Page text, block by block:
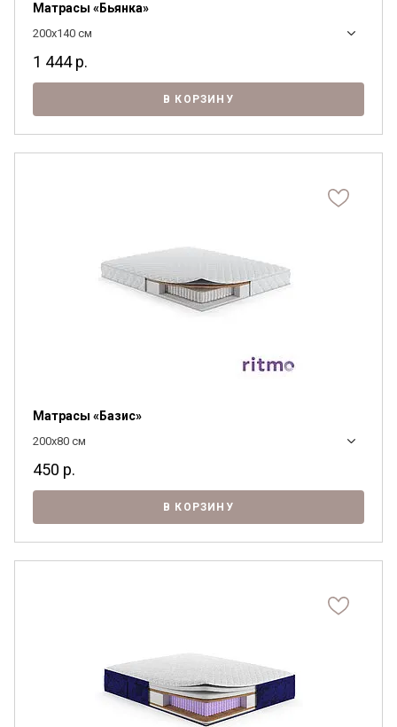
Матрасы «Бьянка»
200x140 см
1 444р.
В КОРЗИНУ
Матрасы «Базис»
200x80 см
450 р.
В КОРЗИНУ